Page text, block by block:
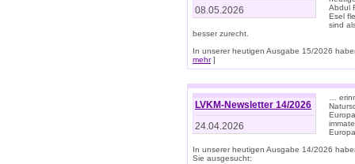
08.05.2026
Abdul
Esel
sind
besser zurecht.
In unserer heutigen Ausgabe 15/2026
mehr]
LVKM-Newsletter 14/2026
24.04.2026
…
In unserer heutigen Ausgabe 14/2026
Sie ausgesucht: